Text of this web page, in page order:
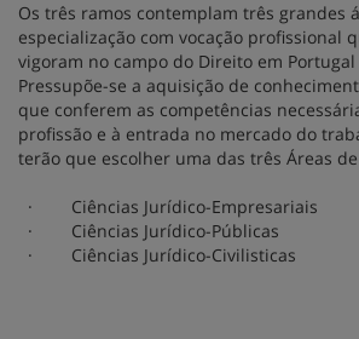
Os três ramos contemplam três grandes
especialização com vocação profissional
vigoram no campo do Direito em Portugal
Pressupõe-se a aquisição de
que conferem as competências
profissão e à entrada no mercado do
terão que escolher uma das três Áreas
· Ciências Jurídico-Empresariais
· Ciências Jurídico-Públicas
· Ciências Jurídico-Civilisticas